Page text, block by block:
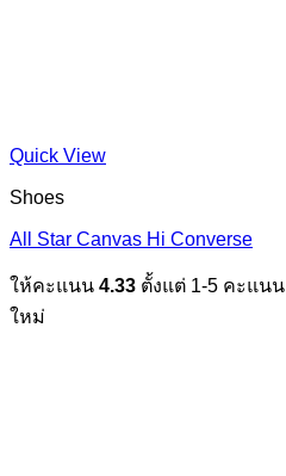
Quick View
Shoes
All Star Canvas Hi Converse
ให้คะแนน 4.33 ตั้งแต่ 1-5 คะแนน
ใหม่